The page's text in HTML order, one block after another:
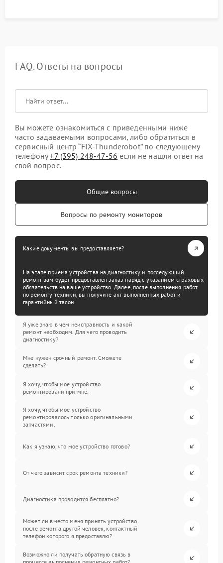
FAQ. Ответы на вопросы
Вы можете ознакомиться с приведенными ниже
часто задаваемыми вопросами, либо обратиться в
сервисный центр “FIX-Thunderobot” по следующему
телефону+7 (395) 248-47-56 если не нашли ответ на
свой вопрос.
Общие вопросы
Вопросы по ремонту мониторов
Какие документы вы предоставляете?
На этапе приема устройства на диагностику и последующий
ремонт вам будет предоставлен заказ-наряд с указанием страховых
обязательств на ваше устройство. Далее, после выполнения работ
по ремонту техники, вы получите акт выполненных работ и
гарантийный талон.
Я уже знаю в чем неисправность и какой
ремонт необходим. Для чего проводить
диагностику?
Мне нужен срочный ремонт. Сможете
сделать?
Я хочу, чтобы мое устройство
ремонтировали при мне.
Я хочу, чтобы мое устройство
ремонтировалось только оригинальными
запчастями.
Как я узнаю, что мое устройство готово?
От чего зависит срок ремонта техники?
Диагностика проводится бесплатно?
Может ли вместо меня принять устройство
после ремонта другой человек, контактный
телефон которого я предоставлю?
Возможно ли получать обратную связь в